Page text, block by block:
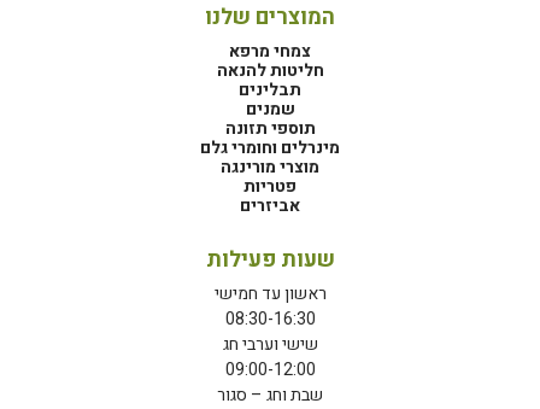
המוצרים שלנו
צמחי מרפא
חליטות להנאה
תבלינים
שמנים
תוספי תזונה
מינרלים וחומרי גלם
מוצרי מורינגה
פטריות
אביזרים
שעות פעילות
ראשון עד חמישי
08:30-16:30
שישי וערבי חג
09:00-12:00
שבת וחג – סגור